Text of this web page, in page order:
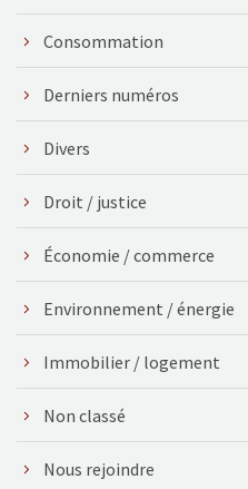
Consommation
Derniers numéros
Divers
Droit / justice
Économie / commerce
Environnement / énergie
Immobilier / logement
Non classé
Nous rejoindre